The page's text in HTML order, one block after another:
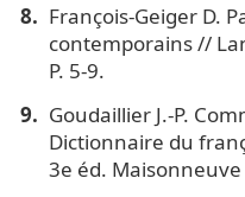
François-Geiger D.
contemporains //
P. 5-9.
Goudaillier J.-P.
Dictionnaire du
3e éd.